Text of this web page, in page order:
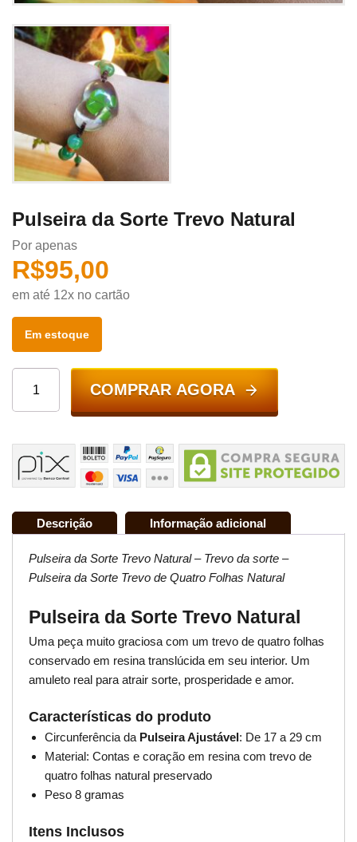
Pulseira da Sorte Trevo Natural
Por apenas
R$95,00
em até 12x no cartão
Em estoque
COMPRAR AGORA
Descrição Informação adicional
Pulseira da Sorte Trevo Natural – Trevo da sorte –
Pulseira da Sorte Trevo de Quatro Folhas Natural
Pulseira da Sorte Trevo Natural
Uma peça muito graciosa com um trevo de quatro folhas
conservado em resina translúcida em seu interior. Um
amuleto real para atrair sorte, prosperidade e amor.
Características do produto
Circunferência da Pulseira Ajustável: De 17 a 29 cm
Material: Contas e coração em resina com trevo de
quatro folhas natural preservado
Peso 8 gramas
Itens Inclusos